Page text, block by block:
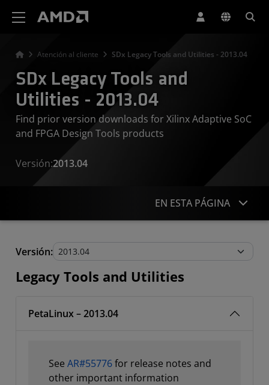
Atención al cliente SDx Legacy Tools and Utilities - 2013.04
SDx Legacy Tools and
Utilities - 2013.04
Find prior version downloads for Xilinx Adaptive SoC
and FPGA Design Tools products
Versión:2013.04
EN ESTA PÁGINA
Legacy Tools and Utilities
Versión:
Legacy Tools and Utilities
PetaLinux – 2013.04
See AR#55776for release notes and
other important information